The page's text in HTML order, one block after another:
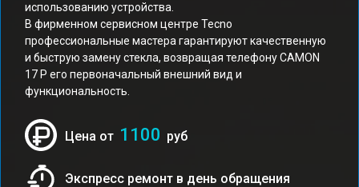
использованию устройства.
В фирменном сервисном центре Tecno
профессиональные мастера гарантируют качественную
и быструю замену стекла, возвращая телефону CAMON
17 P его первоначальный внешний вид и
функциональность.
Цена от 1100 руб
Экспресс ремонт в день обращения